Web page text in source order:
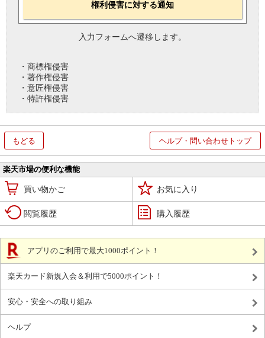
権利侵害に対する通知
入力フォームへ遷移します。
・商標権侵害
・著作権侵害
・意匠権侵害
・特許権侵害
もどる ヘルプ・問い合わせトップ
楽天市場の便利な機能
買い物かご お気に入り
閲覧履歴 購入履歴
アプリのご利用で最大1000ポイント！
楽天カード新規入会＆利用で5000ポイント！
安心・安全への取り組み
ヘルプ